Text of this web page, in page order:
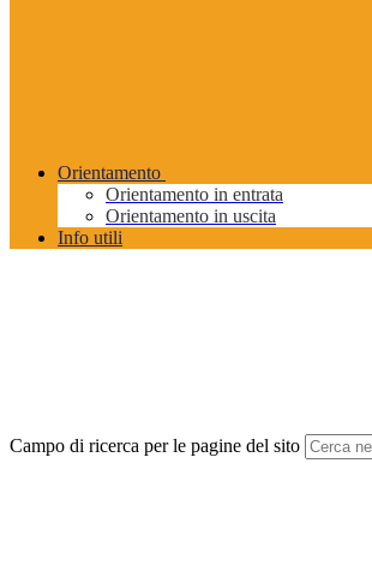
Orientamento
Orientamento in entrata
Orientamento in uscita
Info utili
Campo di ricerca per le pagine del sito